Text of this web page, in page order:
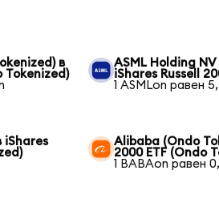
в
Tokenized)
ASML Holding
iShares Russell
1 ASMLon равен
iShares
Alibaba (Ondo
2000 ETF (Ondo
1 BABAon равен